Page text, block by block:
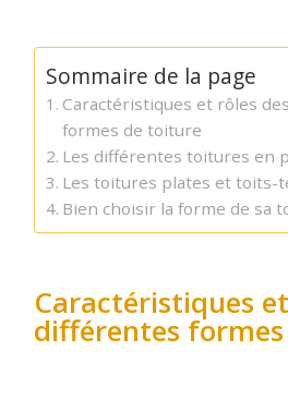
Sommaire de la page
Caractéristiques et rôles
formes de toiture
Les différentes toitures en
Les toitures plates et toits-
Bien choisir la forme de sa
Caractéristiques
différentes